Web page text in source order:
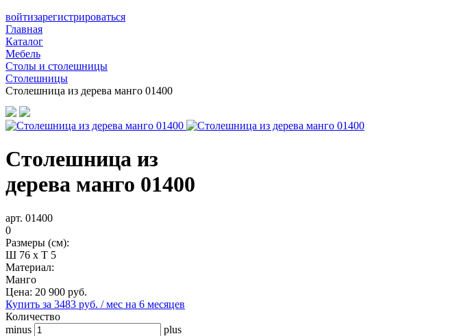
войтизарегистрироваться
Главная
Каталог
Мебель
Столы и столешницы
Столешницы
Столешница из дерева манго 01400
Столешница из
дерева манго 01400
арт. 01400
0
Размеры (см):
Ш 76 x Т 5
Материал:
Манго
Цена: 20 900 руб.
Купить за 3483 руб. / мес на 6 месяцев
Количество
minus
plus